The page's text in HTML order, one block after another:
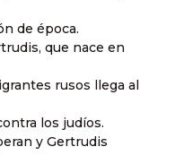
de época.
que nace en
rusos llega al
los judíos.
y Gertrudis